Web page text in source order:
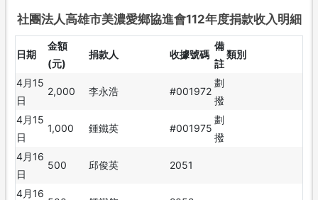
社團法人高雄市美濃愛鄉協進會112年度捐款收入明細
日期
金額
(元)
捐款人 收據號碼
備
註
類別
4月15
日
2,000 李永浩 #001972
劃
撥
4月15
日
1,000 鍾鐵英 #001975
劃
撥
4月16
日
500 邱俊英 2051
4月16